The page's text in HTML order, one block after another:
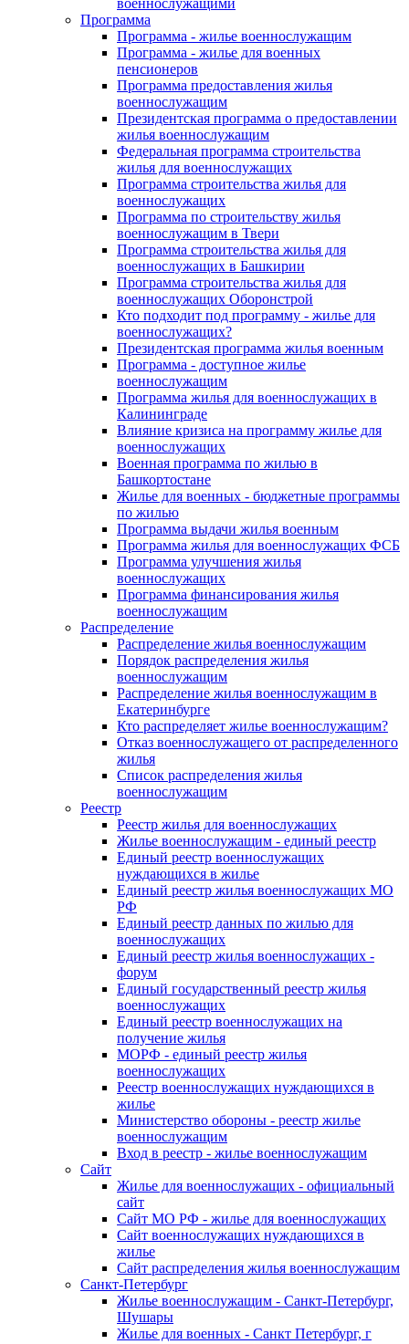
военнослужащими
Программа
Программа - жилье военнослужащим
Программа - жилье для военных
пенсионеров
Программа предоставления жилья
военнослужащим
Президентская программа о предоставлении
жилья военнослужащим
Федеральная программа строительства
жилья для военнослужащих
Программа строительства жилья для
военнослужащих
Программа по строительству жилья
военнослужащим в Твери
Программа строительства жилья для
военнослужащих в Башкирии
Программа строительства жилья для
военнослужащих Оборонстрой
Кто подходит под программу - жилье для
военнослужащих?
Президентская программа жилья военным
Программа - доступное жилье
военнослужащим
Программа жилья для военнослужащих в
Калининграде
Влияние кризиса на программу жилье для
военнослужащих
Военная программа по жилью в
Башкортостане
Жилье для военных - бюджетные программы
по жилью
Программа выдачи жилья военным
Программа жилья для военнослужащих ФСБ
Программа улучшения жилья
военнослужащих
Программа финансирования жилья
военнослужащим
Распределение
Распределение жилья военнослужащим
Порядок распределения жилья
военнослужащим
Распределение жилья военнослужащим в
Екатеринбурге
Кто распределяет жилье военнослужащим?
Отказ военнослужащего от распределенного
жилья
Список распределения жилья
военнослужащим
Реестр
Реестр жилья для военнослужащих
Жилье военнослужащим - единый реестр
Единый реестр военнослужащих
нуждающихся в жилье
Единый реестр жилья военнослужащих МО
РФ
Единый реестр данных по жилью для
военнослужащих
Единый реестр жилья военнослужащих -
форум
Единый государственный реестр жилья
военнослужащих
Единый реестр военнослужащих на
получение жилья
МОРФ - единый реестр жилья
военнослужащих
Реестр военнослужащих нуждающихся в
жилье
Министерство обороны - реестр жилье
военнослужащим
Вход в реестр - жилье военнослужащим
Сайт
Жилье для военнослужащих - официальный
сайт
Сайт МО РФ - жилье для военнослужащих
Сайт военнослужащих нуждающихся в
жилье
Сайт распределения жилья военнослужащим
Санкт-Петербург
Жилье военнослужащим - Санкт-Петербург,
Шушары
Жилье для военных - Санкт Петербург, г